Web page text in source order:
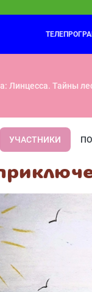
Самое время!
— Изобретение —
Линцесса. Тайны
УЧАСТНИКИ